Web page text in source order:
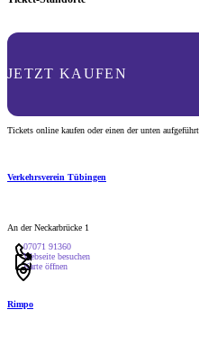
JETZT KAUFEN
Tickets online kaufen oder einen der unten
Verkehrsverein Tübingen
An der Neckarbrücke 1
07071 91360
Webseite besuchen
Karte öffnen
Rimpo